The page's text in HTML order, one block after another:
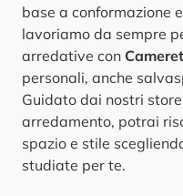
base a conformazione
lavoriamo da sempre
arredative con
personali, anche
Guidato dai nostri
arredamento, potrai
spazio e stile
studiate per te.